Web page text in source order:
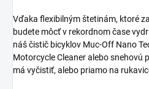
Vďaka flexibilným štetinám, ktoré
budete môcť v rekordnom čase
náš čistič bicyklov Muc-Off Nano
Motorcycle Cleaner alebo snehovú
má vyčistiť, alebo priamo na